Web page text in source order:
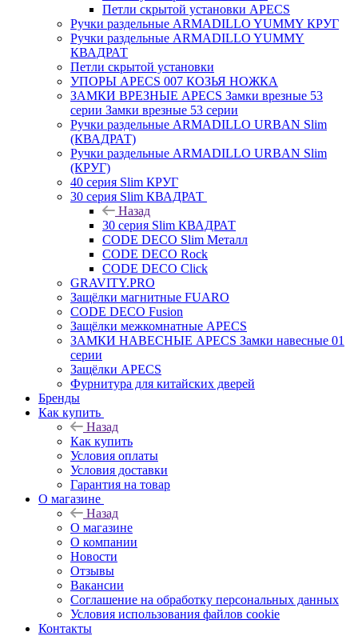
Петли скрытой установки APECS
Ручки раздельные ARMADILLO YUMMY КРУГ
Ручки раздельные ARMADILLO YUMMY
КВАДРАТ
Петли скрытой установки
УПОРЫ APECS 007 КОЗЬЯ НОЖКА
ЗАМКИ ВРЕЗНЫЕ APECS Замки врезные 53
серии Замки врезные 53 серии
Ручки раздельные ARMADILLO URBAN Slim
(КВАДРАТ)
Ручки раздельные ARMADILLO URBAN Slim
(КРУГ)
40 серия Slim КРУГ
30 серия Slim КВАДРАТ
Назад
30 серия Slim КВАДРАТ
CODE DECO Slim Металл
CODE DECO Rock
CODE DECO Click
GRAVITY.PRO
Защёлки магнитные FUARO
CODE DECO Fusion
Защёлки межкомнатные APECS
ЗАМКИ НАВЕСНЫЕ APECS Замки навесные 01
серии
Защёлки APECS
Фурнитура для китайских дверей
Бренды
Как купить
Назад
Как купить
Условия оплаты
Условия доставки
Гарантия на товар
О магазине
Назад
О магазине
О компании
Новости
Отзывы
Вакансии
Соглашение на обработку персональных данных
Условия использования файлов cookie
Контакты